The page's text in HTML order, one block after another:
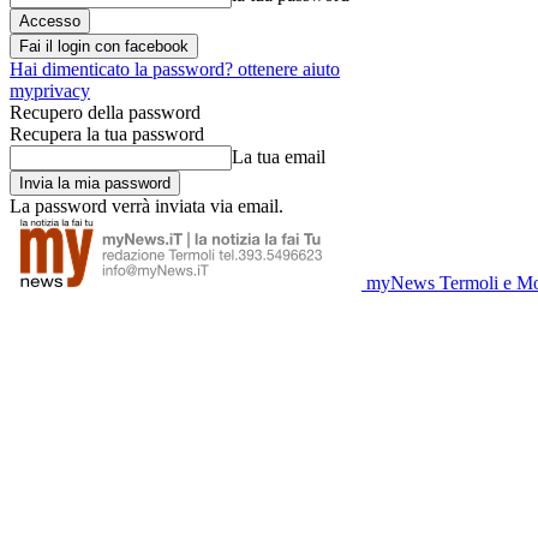
Fai il login con facebook
Hai dimenticato la password? ottenere aiuto
myprivacy
Recupero della password
Recupera la tua password
La tua email
La password verrà inviata via email.
myNews Termoli e